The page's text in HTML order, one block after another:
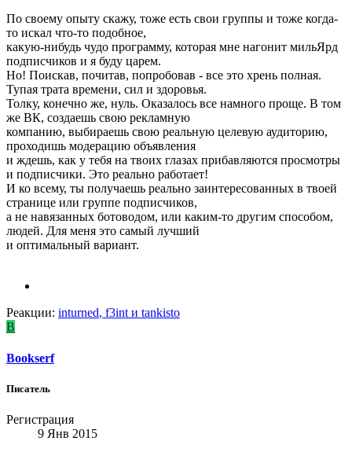
По своему опыту скажу, тоже есть свои группы и тоже когда-
то искал что-то подобное,
какую-нибудь чудо программу, которая мне нагонит мильЯрд
подписчиков и я буду царем.
Но! Поискав, почитав, попробовав - все это хрень полная.
Тупая трата времени, сил и здоровья.
Толку, конечно же, нуль. Оказалось все намного проще. В том
же ВК, создаешь свою рекламную
компанию, выбираешь свою реальную целевую аудиторию,
проходишь модерацию объявления
и ждешь, как у тебя на твоих глазах прибавляются просмотры
и подписчики. Это реально работает!
И ко всему, ты получаешь реально заинтересованных в твоей
странице или группе подписчиков,
а не навязанных ботоводом, или каким-то другим способом,
людей. Для меня это самый лучший
и оптимальный вариант.
Реакции: inturned, f3int и tankisto
B
Bookserf
Писатель
Регистрация
9 Янв 2015